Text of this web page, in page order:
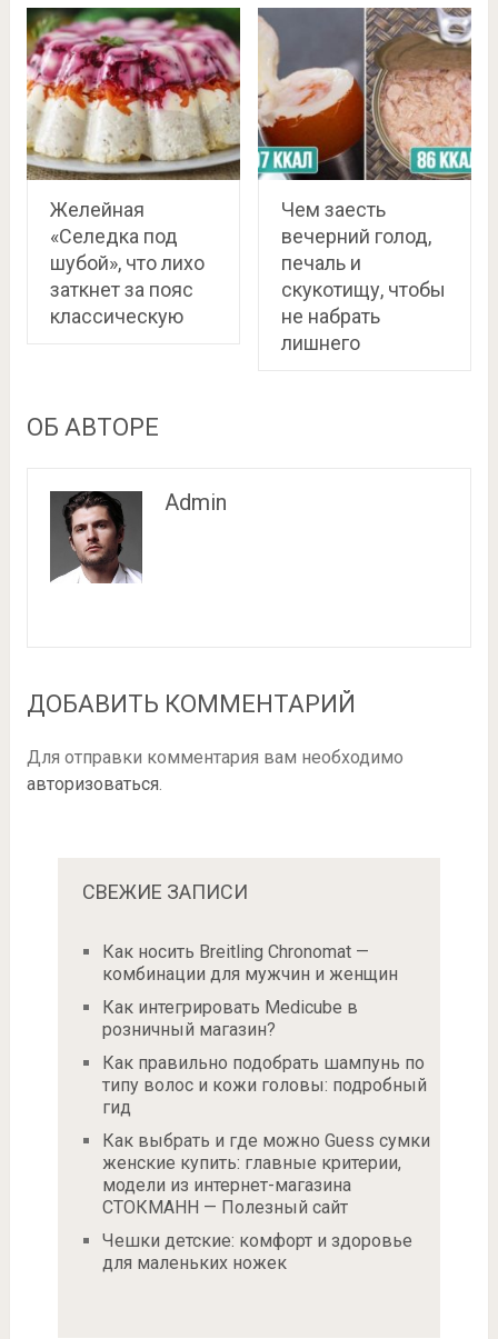
Желейная
«Селедка под
шубой», что лихо
заткнет за пояс
классическую
Чем заесть
вечерний голод,
печаль и
скукотищу, чтобы
не набрать
лишнего
ОБ АВТОРЕ
Admin
ДОБАВИТЬ КОММЕНТАРИЙ
Для отправки комментария вам необходимо
авторизоваться.
СВЕЖИЕ ЗАПИСИ
Как носить Breitling Chronomat —
комбинации для мужчин и женщин
Как интегрировать Medicube в
розничный магазин?
Как правильно подобрать шампунь по
типу волос и кожи головы: подробный
гид
Как выбрать и где можно Guess сумки
женские купить: главные критерии,
модели из интернет-магазина
СТОКМАНН — Полезный сайт
Чешки детские: комфорт и здоровье
для маленьких ножек